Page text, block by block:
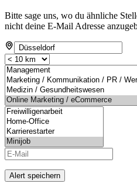
Bitte sage uns, wo du ähnliche
nicht deine E-Mail Adresse
Alert speichern